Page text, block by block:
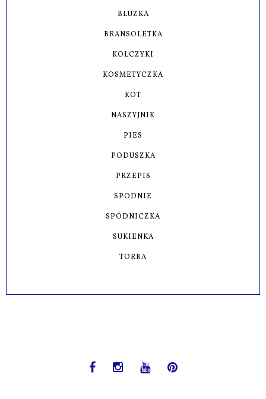
BLUZKA
BRANSOLETKA
KOLCZYKI
KOSMETYCZKA
KOT
NASZYJNIK
PIES
PODUSZKA
PRZEPIS
SPODNIE
SPÓDNICZKA
SUKIENKA
TORBA